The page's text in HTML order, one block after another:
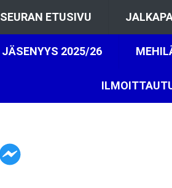
SEURAN ETUSIVU
JÄSENYYS 2025/26